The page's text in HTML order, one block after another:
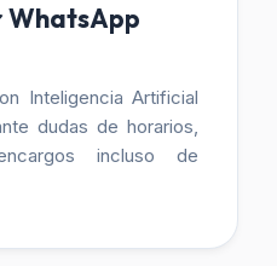
WhatsApp
Inteligencia Artificial
dudas de horarios,
incluso de